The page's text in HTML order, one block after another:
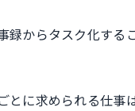
録からタスク化する
とに求められる仕事